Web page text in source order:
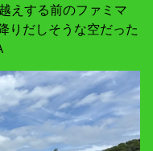
えする前のファミマ
りだしそうな空だった